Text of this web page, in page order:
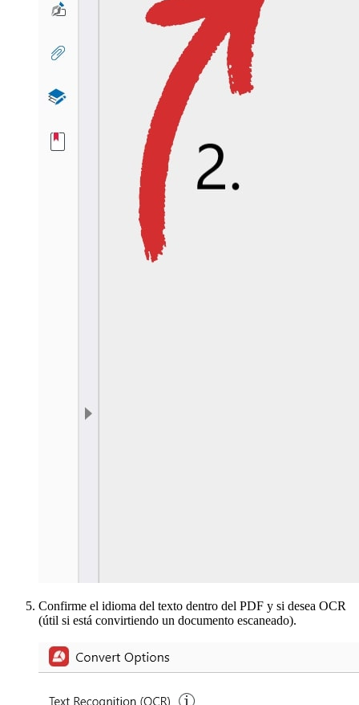
Confirme el idioma del texto dentro del PDF y si desea OCR
(útil si está convirtiendo un documento escaneado).